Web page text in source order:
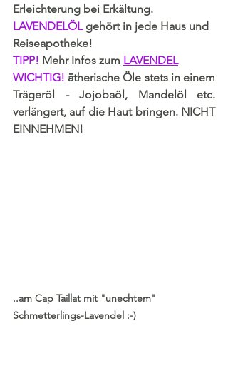
Erleichterung bei Erkältung.
LAVENDELÖL gehört in jede Haus und
Reiseapotheke!
TIPP! Mehr Infos zum LAVENDEL
WICHTIG! ätherische Öle stets in einem
Trägeröl - Jojobaöl, Mandelöl etc.
verlängert, auf die Haut bringen. NICHT
EINNEHMEN!
..am Cap Taillat mit "unechtem"
Schmetterlings-Lavendel :-)